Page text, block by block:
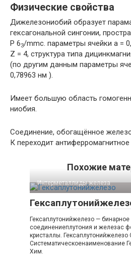
Физические свойства
Дижелезониобий образует
гексагональной сингонии,
P 63/mmc. параметры ячейки a =
Z = 4, структура типа
(по другим данным параметры
0,78963 нм ).
Имеет большую область
ниобия.
Соединение, обогащённое
К переходит
Похожие
Интерметаллиды железа‎
Гексаплутонийжелезо —
соединениеплутония и железас
кристаллы.
Систематическоенаименование
Хим.